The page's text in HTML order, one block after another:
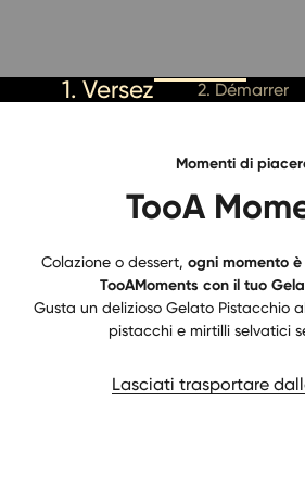
1. Versez 2. Démarrer
Momenti di
TooA
Colazione o dessert, ogni momento
TooAMoments con il tuo
Gusta un delizioso Gelato Pistacchio
pistacchi e mirtilli selvatici
Lasciati trasportare